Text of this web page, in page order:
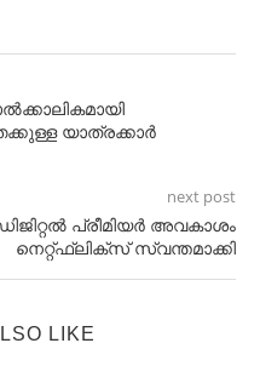
യാത്രക്കാർ
next post
ഡിജിറ്റല്‍ പ്രീമിയര്‍ അവകാശം
നെറ്റ്ഫ്ലിക്സ് സ്വന്തമാക്കി
LIKE